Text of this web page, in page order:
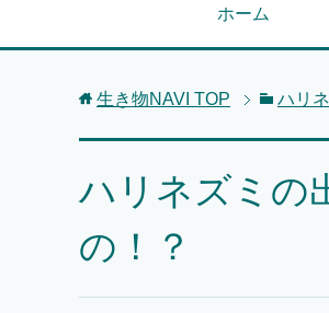
ホーム
生き物NAVI TOP ハリ
ハリネズミの
の！？